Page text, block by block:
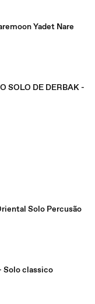
Yadet Nare
SOLO DE DERBAK -
Solo Percusão
Solo classico